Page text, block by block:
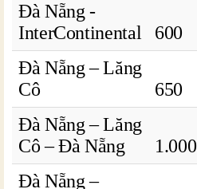
Đà Nẵng -
InterContinental
600
Đà Nẵng – Lăng
Cô
650
Đà Nẵng – Lăng
Cô – Đà Nẵng
1.000
Đà Nẵng –